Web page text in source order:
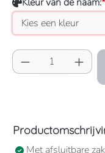
Met afsluitbare